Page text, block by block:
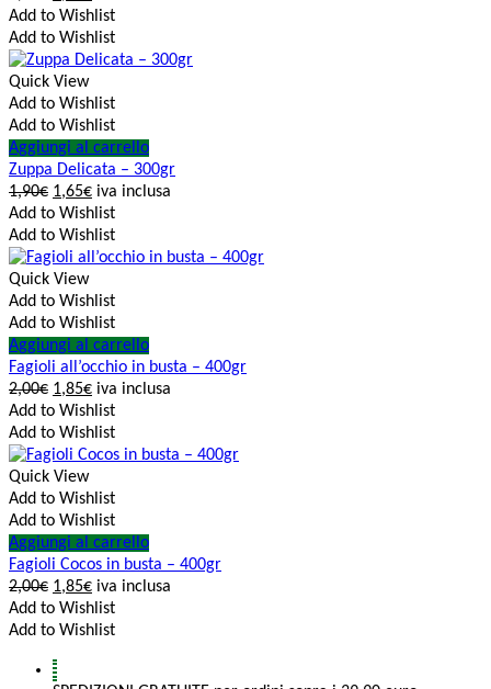
Add to Wishlist
Add to Wishlist
Quick View
Add to Wishlist
Add to Wishlist
Aggiungi al carrello
Zuppa Delicata – 300gr
1,90€ 1,65€ iva inclusa
Add to Wishlist
Add to Wishlist
Quick View
Add to Wishlist
Add to Wishlist
Aggiungi al carrello
Fagioli all’occhio in busta – 400gr
2,00€ 1,85€ iva inclusa
Add to Wishlist
Add to Wishlist
Quick View
Add to Wishlist
Add to Wishlist
Aggiungi al carrello
Fagioli Cocos in busta – 400gr
2,00€ 1,85€ iva inclusa
Add to Wishlist
Add to Wishlist